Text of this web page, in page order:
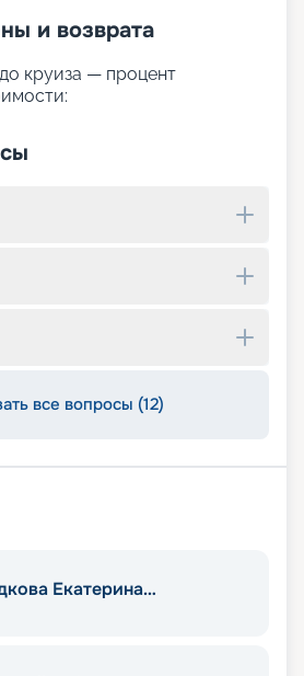
и возврата
круиза — процент
все вопросы (12)
Екатерина